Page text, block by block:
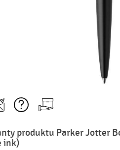
produktu Parker Jotter
ink)